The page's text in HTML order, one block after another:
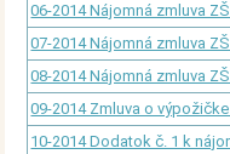
06-2014 Nájomná zmluva
07-2014 Nájomná zmluva
08-2014 Nájomná zmluva
09-2014 Zmluva o
10-2014 Dodatok č. 1 k